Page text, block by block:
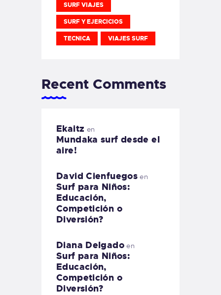
SURF VIAJES
SURF Y EJERCICIOS
TECNICA VIAJES SURF
Recent Comments
Ekaitz en
Mundaka surf desde el
aire!
David Cienfuegos en
Surf para Niños:
Educación,
Competición o
Diversión?
Diana Delgadoen
Surf para Niños:
Educación,
Competición o
Diversión?